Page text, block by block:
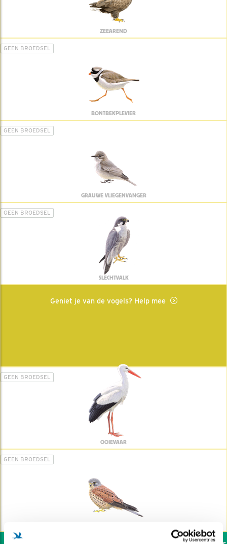
ZEEAREND
GEEN BROEDSEL
BONTBEKPLEVIER
GEEN BROEDSEL
GRAUWE VLIEGENVANGER
GEEN BROEDSEL
SLECHTVALK
Geniet je van de vogels? Help mee
GEEN BROEDSEL
OOIEVAAR
GEEN BROEDSEL